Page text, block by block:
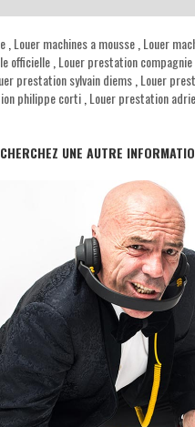
Louer machines a mousse Louer
officielle, Louer prestation
prestation sylvain diems, Louer
philippe corti Louer prestation
UNE AUTRE